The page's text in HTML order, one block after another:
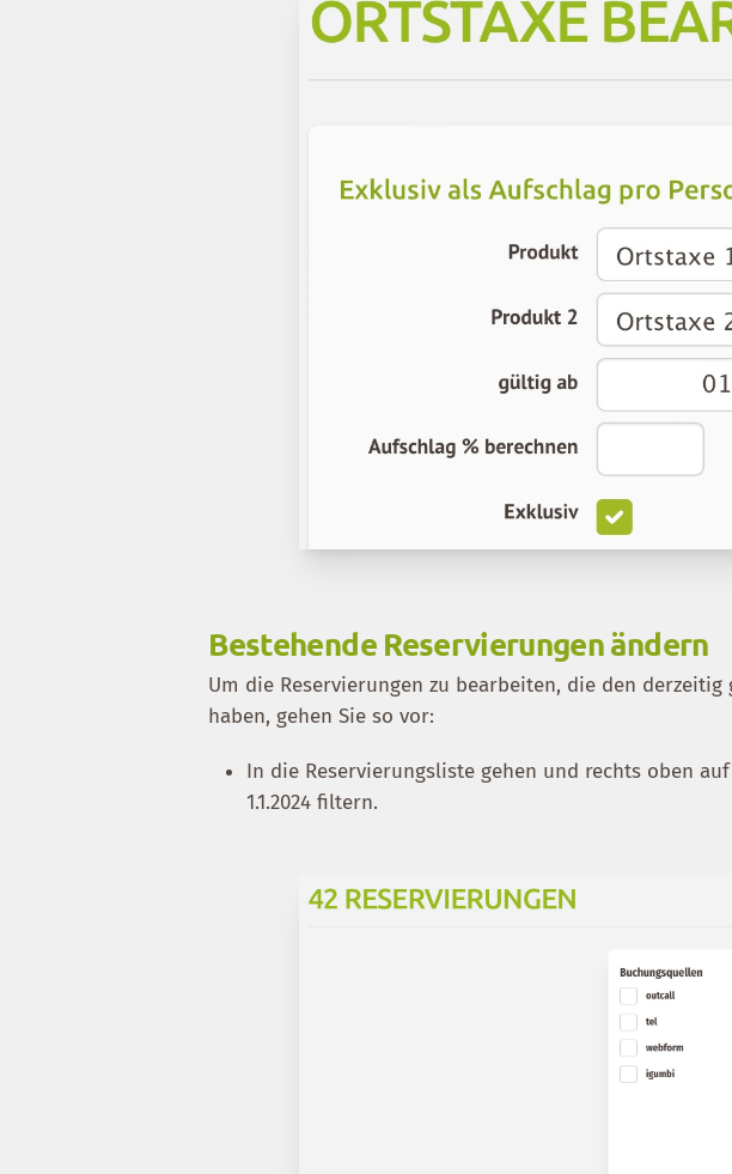
Bestehende Reservierungen ändern
Um die Reservierungen zu bearbeiten, die den
haben, gehen Sie so vor:
In die Reservierungsliste gehen und rechts oben
1.1.2024 filtern.